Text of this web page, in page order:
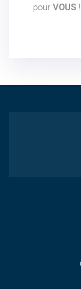
pour VOUS !